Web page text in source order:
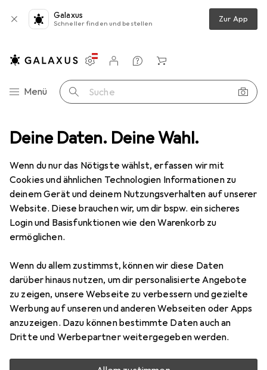
Deine Daten. Deine Wahl.
Wenn du nur das Nötigste wählst, erfassen wir mit
Cookies und ähnlichen Technologien Informationen zu
deinem Gerät und deinem Nutzungsverhalten auf unserer
Website. Diese brauchen wir, um dir bspw. ein sicheres
Login und Basisfunktionen wie den Warenkorb zu
ermöglichen.
Wenn du allem zustimmst, können wir diese Daten
darüber hinaus nutzen, um dir personalisierte Angebote
zu zeigen, unsere Webseite zu verbessern und gezielte
Werbung auf unseren und anderen Webseiten oder Apps
anzuzeigen. Dazu können bestimmte Daten auch an
Dritte und Werbepartner weitergegeben werden.
Galaxus
Schneller finden und bestellen Zur App
Navigation nach Kategorien
Menü Suche
Einstellungen
Kundenkonto
Vergleichslisten
Merklisten
Warenkorb
+ Ordnung Arbeitsbereich Schreibtisch Accessoire
Schreibtisch Accessoire
Produkte Forum